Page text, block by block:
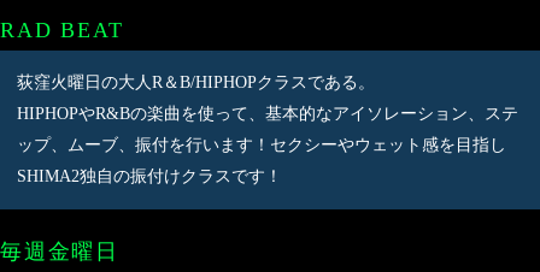
RAD BEAT
荻窪火曜日の大人R＆B/HIPHOPクラスである。
HIPHOPやR&Bの楽曲を使って、基本的なアイソレーション、ステ
ップ、ムーブ、振付を行います！セクシーやウェット感を目指し
SHIMA2独自の振付けクラスです！
毎週金曜日